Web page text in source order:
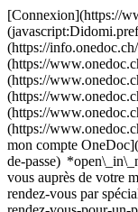
[Connexion](https://
(https://
(https://
(https://
(https://
(https://
(https://
mon compte
de-passe)
vous auprès de votre
rendez-vous par